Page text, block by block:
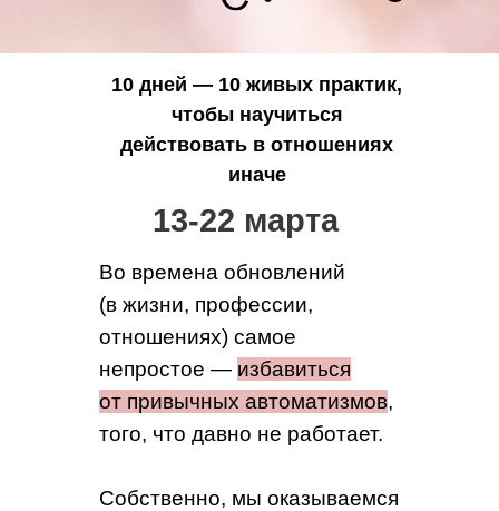
13-22 марта
Во времена обновлений
(в жизни, профессии,
отношениях) самое
непростое — избавиться
от привычных автоматизмов,
того, что давно не работает.
Собственно, мы оказываемся
10 дней — 10 живых практик,
чтобы научиться
действовать в отношениях
иначе